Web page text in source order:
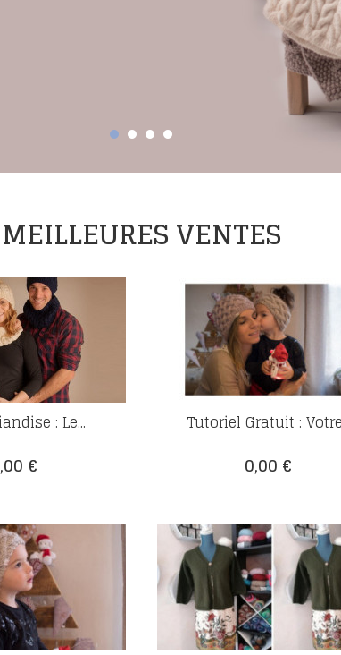
A VOS AIGUILLES
MEILLEURES VENTES
: Le...
€
Tutoriel Gratuit :
Prix
0,00 €